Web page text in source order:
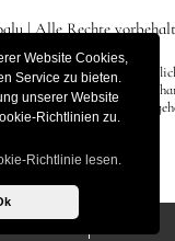
Website Cookies,
Service zu bieten.
unserer Website
Richtlinien zu.
Richtlinie lesen.
| Alle Rechte
Website dienen
Diagnose oder
Website liegen bei Dr. Es